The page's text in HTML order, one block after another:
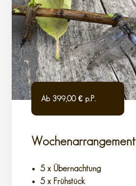
Ab 399,00 € p.P.
Wochenarrangement
5 x Übernachtung
5 x Frühstück